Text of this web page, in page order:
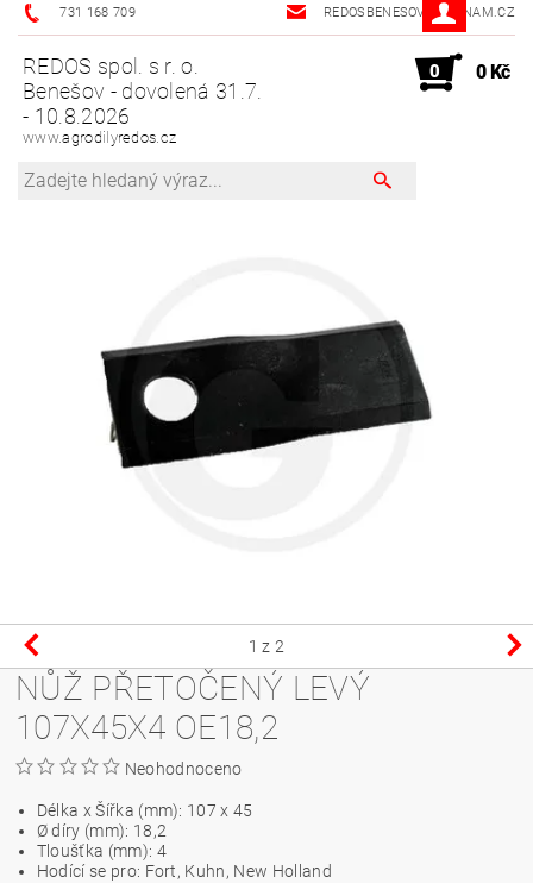
731 168 709 REDOSBENESOV@SEZNAM.CZ
REDOS spol. s r. o.
Benešov - dovolená 31.7.
- 10.8.2026
www.agrodilyredos.cz
0 0 Kč
1 z 2
NŮŽ PŘETOČENÝ LEVÝ
107X45X4 OE18,2
Neohodnoceno
Délka x Šířka (mm): 107 x 45
Ø díry (mm): 18,2
Tloušťka (mm): 4
Hodící se pro: Fort, Kuhn, New Holland